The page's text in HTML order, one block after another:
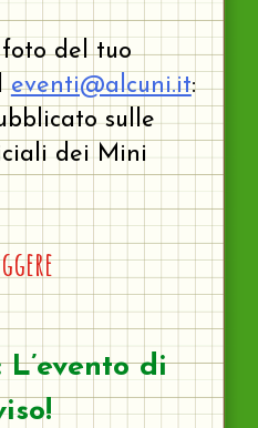
del tuo
eventi@alcuni.it:
sulle
dei Mini
di